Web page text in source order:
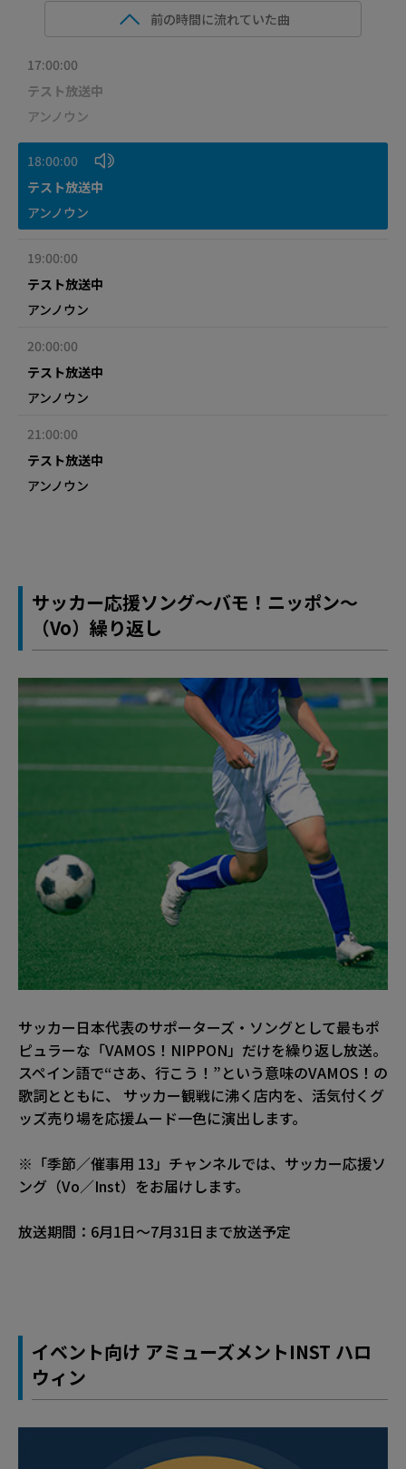
前の時間に流れていた曲
17:00:00
テスト放送中
アンノウン
18:00:00
テスト放送中
アンノウン
19:00:00
テスト放送中
アンノウン
20:00:00
テスト放送中
アンノウン
21:00:00
テスト放送中
アンノウン
サッカー応援ソング～バモ！ニッポン～
（Vo）繰り返し
サッカー日本代表のサポーターズ・ソングとして最もポ
ピュラーな「VAMOS！NIPPON」だけを繰り返し放送。
スペイン語で“さあ、行こう！”という意味のVAMOS！の
歌詞とともに、 サッカー観戦に沸く店内を、活気付くグ
ッズ売り場を応援ムード一色に演出します。
※「季節／催事用 13」チャンネルでは、サッカー応援ソ
ング（Vo／Inst）をお届けします。
放送期間：6月1日～7月31日まで放送予定
イベント向け アミューズメントINST ハロ
ウィン